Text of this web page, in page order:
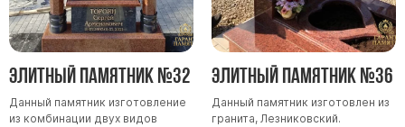
Элитный памятник №32
Данный памятник изготовление
из комбинации двух видов
Элитный памятник №36
Данный памятник изготовлен из
гранита, Лезниковский.